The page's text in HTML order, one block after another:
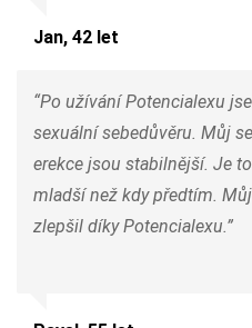
Jan, 42 let
“Po užívání Potencialexu
sexuální sebedůvěru. Můj
erekce jsou stabilnější. Je
mladší než kdy předtím.
zlepšil díky Potencialexu.”